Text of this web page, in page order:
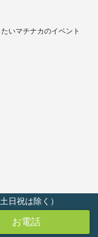
日祝は除く）
いマチナカのイベント